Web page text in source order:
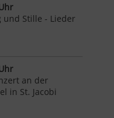
und Stille - Lieder
an der
in St. Jacobi